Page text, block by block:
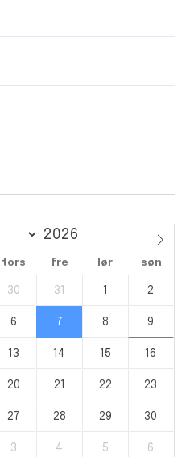
tors fre lør søn
30 31 2
6 7 8 9
13 14 15 16
20 21 22 23
27 28 29 30
3 4 5 6